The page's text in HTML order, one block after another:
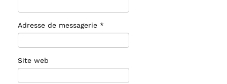
Adresse de messagerie *
Site web